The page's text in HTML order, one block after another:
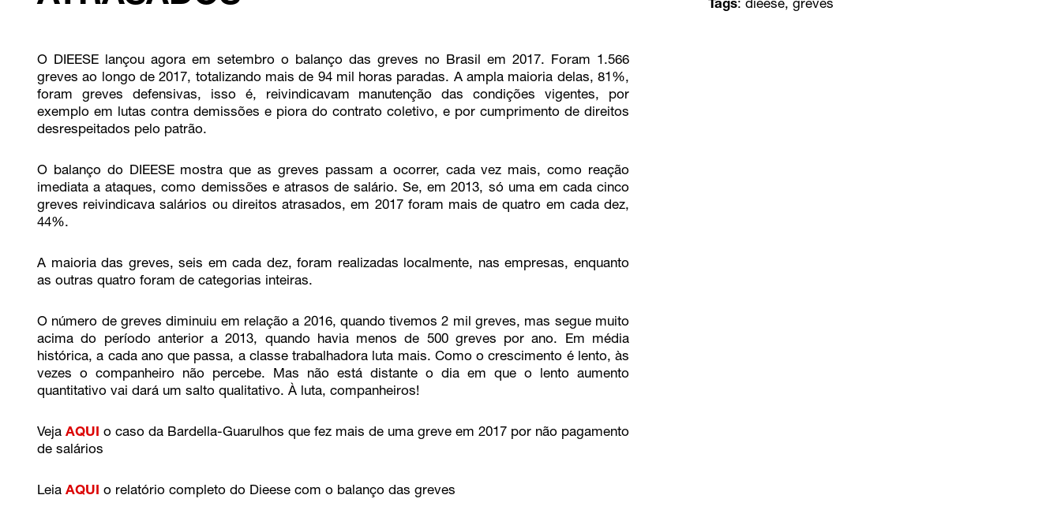
Tags: dieese, greves
O DIEESE lançou agora em setembro o balanço das greves no Brasil em 2017. Foram 1.566
greves ao longo de 2017, totalizando mais de 94 mil horas paradas. A ampla maioria delas, 81%,
foram greves defensivas, isso é, reivindicavam manutenção das condições vigentes, por
exemplo em lutas contra demissões e piora do contrato coletivo, e por cumprimento de direitos
desrespeitados pelo patrão.
O balanço do DIEESE mostra que as greves passam a ocorrer, cada vez mais, como reação
imediata a ataques, como demissões e atrasos de salário. Se, em 2013, só uma em cada cinco
greves reivindicava salários ou direitos atrasados, em 2017 foram mais de quatro em cada dez,
44%.
A maioria das greves, seis em cada dez, foram realizadas localmente, nas empresas, enquanto
as outras quatro foram de categorias inteiras.
O número de greves diminuiu em relação a 2016, quando tivemos 2 mil greves, mas segue muito
acima do período anterior a 2013, quando havia menos de 500 greves por ano. Em média
histórica, a cada ano que passa, a classe trabalhadora luta mais. Como o crescimento é lento, às
vezes o companheiro não percebe. Mas não está distante o dia em que o lento aumento
quantitativo vai dará um salto qualitativo. À luta, companheiros!
Veja AQUI o caso da Bardella-Guarulhos que fez mais de uma greve em 2017 por não pagamento
de salários
Leia AQUI o relatório completo do Dieese com o balanço das greves